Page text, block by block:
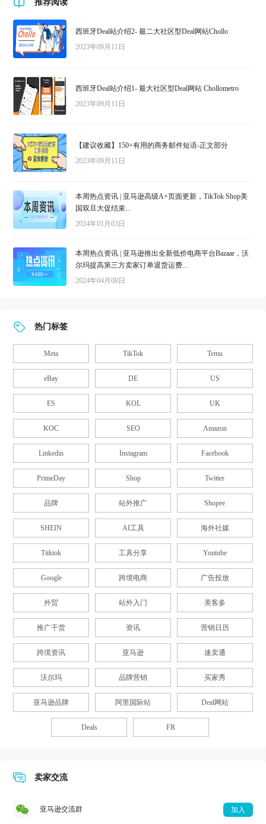
推荐阅读
西班牙Deal站介绍2- 最二大社区型Deal网站Chollo
2023年09月11日
西班牙Deal站介绍1- 最大社区型Deal网站 Chollometro
2023年09月11日
【建议收藏】150+有用的商务邮件短语-正文部分
2023年09月11日
本周热点资讯 | 亚马逊高级A+页面更新，TikTok Shop美
国双旦大促结束...
2024年01月03日
本周热点资讯 | 亚马逊推出全新低价电商平台Bazaar，沃
尔玛提高第三方卖家订单退货运费...
2024年04月08日
热门标签
Meta TikTok Temu
eBay DE US
ES KOL UK
KOC SEO Amazon
Linkedin Instagram Facebook
PrimeDay Shop Twitter
品牌 站外推广 Shopee
SHEIN AI工具 海外社媒
Titktok 工具分享 Youtube
Google 跨境电商 广告投放
外贸 站外入门 美客多
推广干货 资讯 营销日历
跨境资讯 亚马逊 速卖通
沃尔玛 品牌营销 买家秀
亚马逊品牌 阿里国际站 Deal网站
Deals FR
卖家交流
亚马逊交流群 加入